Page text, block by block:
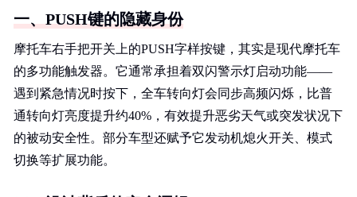
一、PUSH键的隐藏身份
摩托车右手把开关上的PUSH字样按键，其实是现代摩托车
的多功能触发器。它通常承担着双闪警示灯启动功能——
遇到紧急情况时按下，全车转向灯会同步高频闪烁，比普
通转向灯亮度提升约40%，有效提升恶劣天气或突发状况下
的被动安全性。部分车型还赋予它发动机熄火开关、模式
切换等扩展功能。